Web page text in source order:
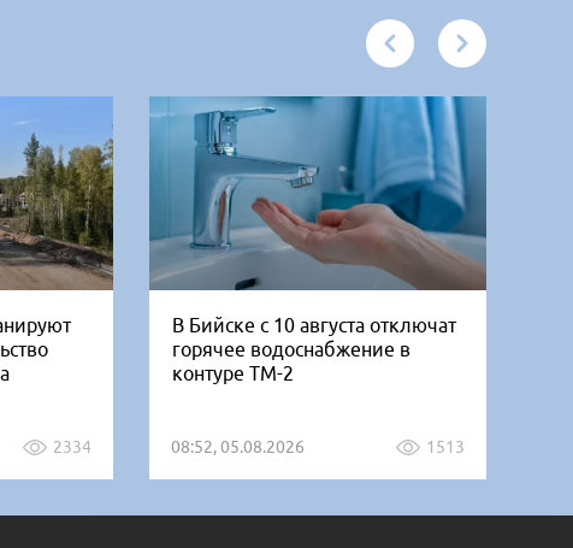
2334
В Бийске с 10 августа отключат
горячее водоснабжение в
контуре ТМ-2
08:52, 05.08.2026 1513